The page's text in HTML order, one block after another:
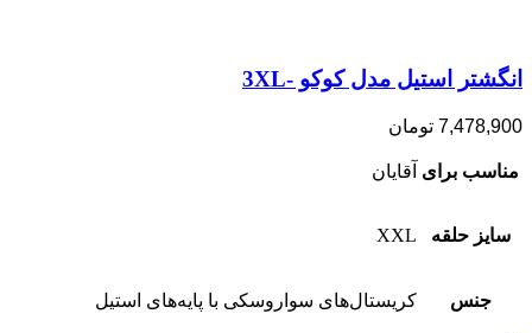
انگشتر استیل مدل کوکو -3XL
7,478,900 تومان
مناسب برای آقایان
سایز حلقه XXL
جنس کریستال‌های سواروسکی با پایه‌های استیل